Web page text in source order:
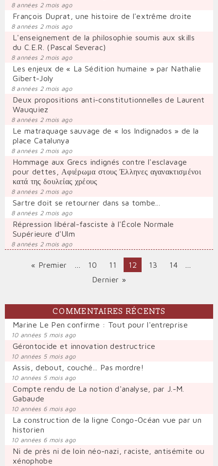
8 années 2 mois ago
François Duprat, une histoire de l'extrême droite
8 années 2 mois ago
L'enseignement de la philosophie soumis aux skills
du C.E.R. (Pascal Severac)
8 années 2 mois ago
Les enjeux de « La Sédition humaine » par Nathalie
Gibert-Joly
8 années 2 mois ago
Deux propositions anti-constitutionnelles de Laurent
Wauquiez
8 années 2 mois ago
Le matraquage sauvage de « los Indignados » de la
place Catalunya
8 années 2 mois ago
Hommage aux Grecs indignés contre l'esclavage
pour dettes, Αφιέρωμα στους Έλληνες αγανακτισμένοι
κατά της δουλείας χρέους
8 années 2 mois ago
Sartre doit se retourner dans sa tombe...
8 années 2 mois ago
Répression libéral-fasciste à l'École Normale
Supérieure d'Ulm
8 années 2 mois ago
Première
« Premier Page
10 Page
11
Page
courante
12 Page
13 Page
14
Dernière
Dernier »
COMMENTAIRES RÉCENTS
Marine Le Pen confirme : Tout pour l'entreprise
10 années 5 mois ago
Gérontocide et innovation destructrice
10 années 5 mois ago
Assis, debout, couché... Pas mordre!
10 années 5 mois ago
Compte rendu de La notion d'analyse, par J.-M.
Gabaude
10 années 6 mois ago
La construction de la ligne Congo-Océan vue par un
historien
10 années 6 mois ago
Ni de près ni de loin néo-nazi, raciste, antisémite ou
xénophobe